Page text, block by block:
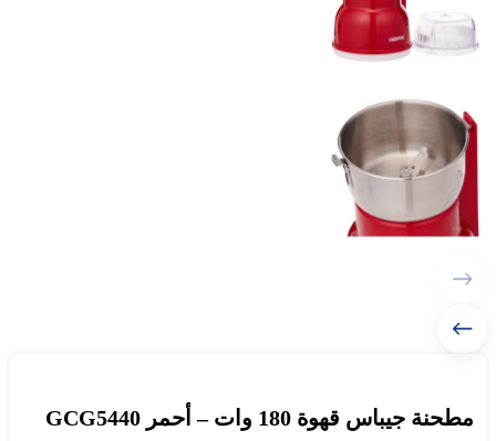
مطحنة جيباس قهوة 180 وات – أحمر GCG5440